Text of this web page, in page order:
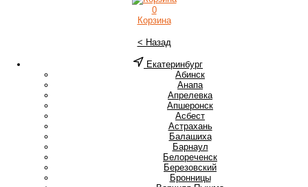
0
Корзина
< Назад
Екатеринбург
Абинск
Анапа
Апрелевка
Апшеронск
Асбест
Астрахань
Балашиха
Барнаул
Белореченск
Березовский
Бронницы